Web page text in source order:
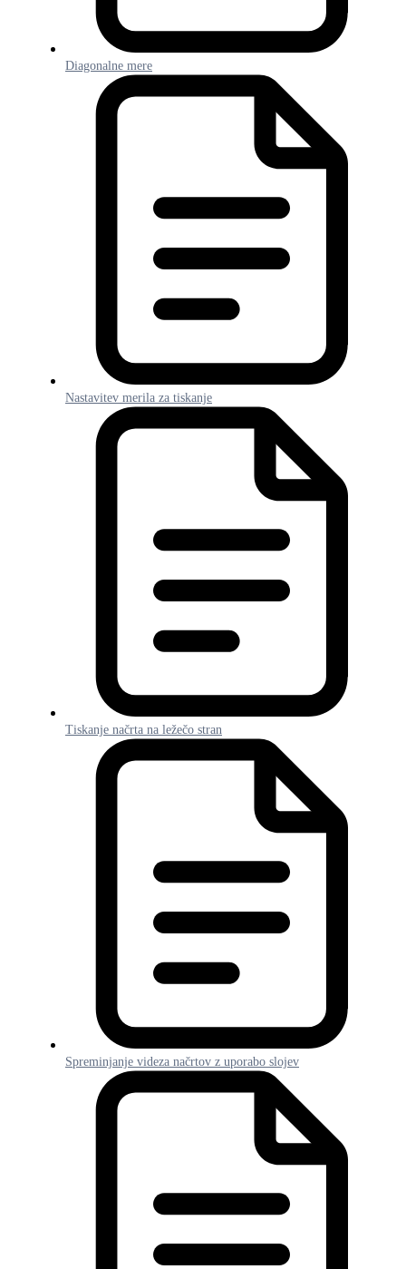
Diagonalne mere
Nastavitev merila za tiskanje
Tiskanje načrta na ležečo stran
Spreminjanje videza načrtov z uporabo slojev